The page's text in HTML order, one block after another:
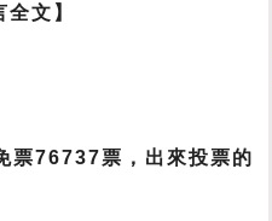
文】
票76737票，出來投票的